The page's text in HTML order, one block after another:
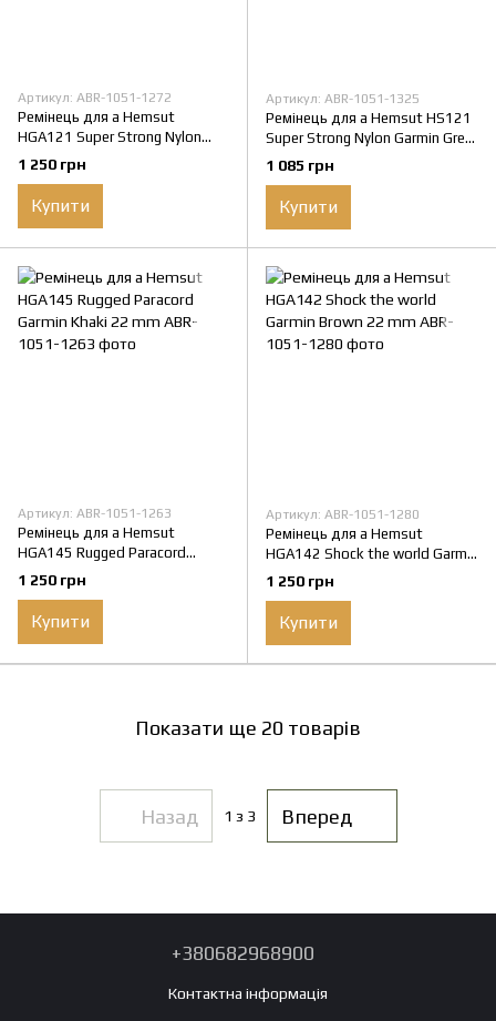
Артикул: ABR-1051-1272
Ремінець для а Hemsut
HGA121 Super Strong Nylon
Green 22 mm
1 250 грн
Купити
Артикул: ABR-1051-1325
Ремінець для а Hemsut HS121
Super Strong Nylon Garmin Grey
22 mm
1 085 грн
Купити
Артикул: ABR-1051-1263
Ремінець для а Hemsut
HGA145 Rugged Paracord
Garmin Khaki 22 mm
1 250 грн
Купити
Артикул: ABR-1051-1280
Ремінець для а Hemsut
HGA142 Shock the world Garmin
Brown 22 mm
1 250 грн
Купити
Показати ще 20 товарів
Назад 1 з 3 Вперед
+380682968900
Контактна інформація